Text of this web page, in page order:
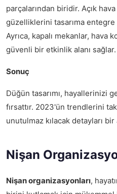
parçalarından biridir. Açık
güzelliklerini tasarıma
Ayrıca, kapalı mekanlar, hava
güvenli bir etkinlik alanı sağlar.
Sonuç
Düğün tasarımı, hayallerinizi
fırsattır. 2023'ün trendlerini
unutulmaz kılacak detayları
Nişan
Nişan organizasyonları,